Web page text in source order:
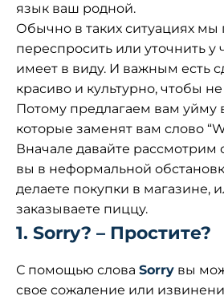
язык ваш родной.
Обычно в таких ситуациях мы
переспросить или уточнить у
имеет в виду. И важным есть
красиво и культурно, чтобы не
Потому предлагаем вам уйму
которые заменят вам слово
Вначале давайте рассмотрим
вы в неформальной
делаете покупки в магазине,
заказываете пиццу.
1. Sorry? – Простите?
С помощью слова Sorry вы
свое сожаление или